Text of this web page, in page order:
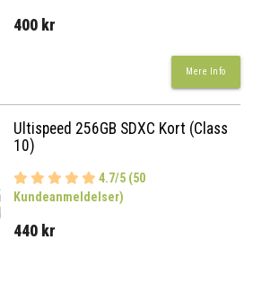
400 kr
Mere Info
Ultispeed 256GB SDXC Kort (Class
10)
4.7/5 (50
Kundeanmeldelser)
440 kr